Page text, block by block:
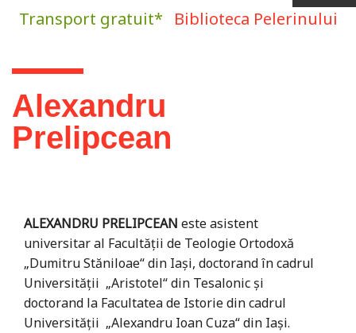
Transport gratuit* Biblioteca Pelerinului
Eşti aici
Alexandru
Prelipcean
ALEXANDRU PRELIPCEAN este asistent
universitar al Facultăţii de Teologie Ortodoxă
„Dumitru Stăniloae“ din Iaşi, doctorand în cadrul
Universităţii „Aristotel“ din Tesalonic şi
doctorand la Facultatea de Istorie din cadrul
Universităţii „Alexandru Ioan Cuza“ din Iaşi.